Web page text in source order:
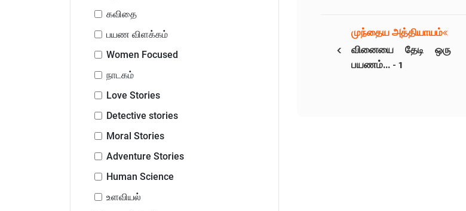
கவிதை
பயண விளக்கம்
Women Focused
நாடகம்
Love Stories
Detective stories
Moral Stories
Adventure Stories
Human Science
உளவியல்
‹
முந்தைய அத்தியாயம்
வினையை தேடி ஒரு
பயணம்... - 1